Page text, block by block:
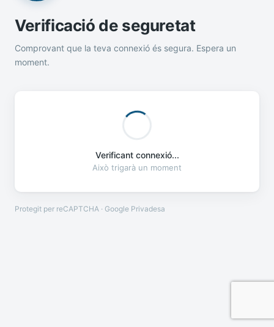
Verificació de seguretat
Comprovant que la teva connexió és segura. Espera un
moment.
Verificant connexió...
Això trigarà un moment
Protegit per reCAPTCHA · Google Privadesa